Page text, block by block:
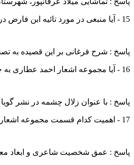
15 - آیا منبعی در مورد تائیه ابن فارض در زبان فارسی موجوداست؟
پاسخ : شرح فرغانی بر این قصیده به
16 - آیا مجموعه اشعار احمد عطاری به چاپ رسیده ؟
پاسخ : با عنوان زلال چشمه در نشر گویا
17 - اهمیت کدام قسمت مجموعه اشعار فروغ فرخزاد بیشتر است؟
پاسخ : عمق شخصیت شاعری و ابعاد